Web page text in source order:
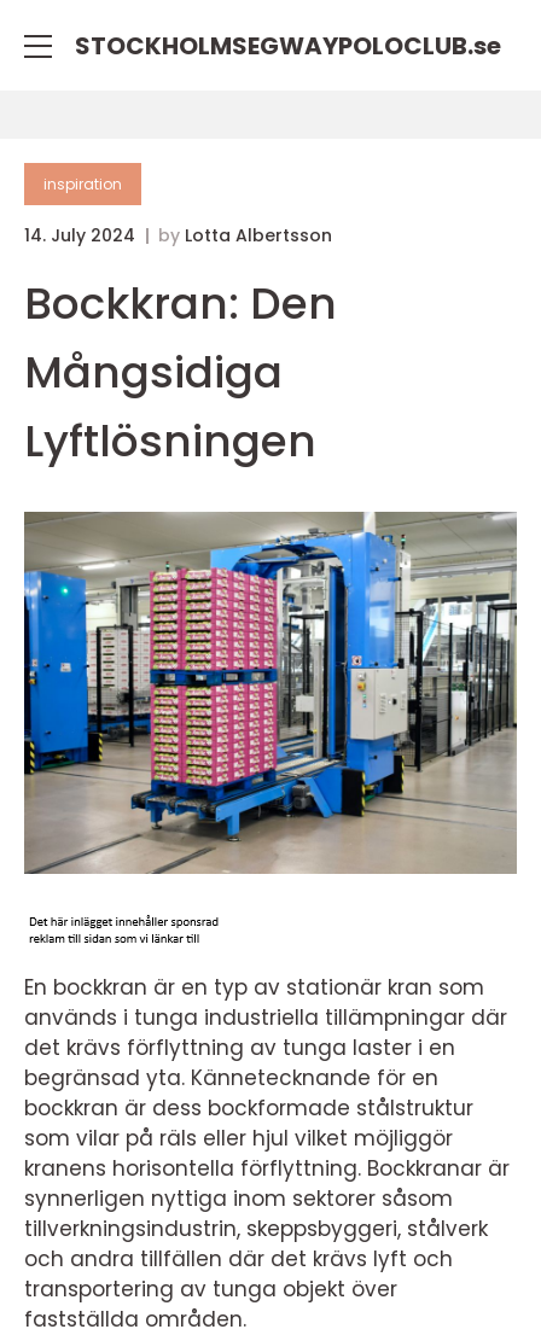
STOCKHOLMSEGWAYPOLOCLUB.se
inspiration
14. July 2024 by Lotta Albertsson
Bockkran: Den
Mångsidiga
Lyftlösningen
En bockkran är en typ av stationär kran som
används i tunga industriella tillämpningar där
det krävs förflyttning av tunga laster i en
begränsad yta. Kännetecknande för en
bockkran är dess bockformade stålstruktur
som vilar på räls eller hjul vilket möjliggör
kranens horisontella förflyttning. Bockkranar är
synnerligen nyttiga inom sektorer såsom
tillverkningsindustrin, skeppsbyggeri, stålverk
och andra tillfällen där det krävs lyft och
transportering av tunga objekt över
fastställda områden.